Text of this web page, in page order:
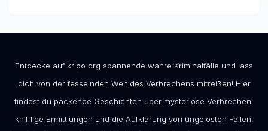
Entdecke auf kripo.org spannende wahre Kriminalfälle und lass
dich von der fesselnden Welt des Verbrechens mitreißen! Hier
findest du packende Geschichten über mysteriöse Verbrechen,
knifflige Ermittlungen und die Aufklärung von ungelösten Fällen.